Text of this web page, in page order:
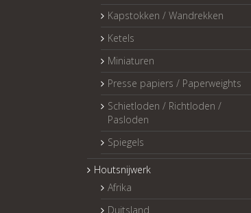
Kapstokken / Wandrekken
Ketels
Miniaturen
Presse papiers / Paperweights
Schietloden / Richtloden /
Pasloden
Spiegels
Houtsnijwerk
Afrika
Duitsland